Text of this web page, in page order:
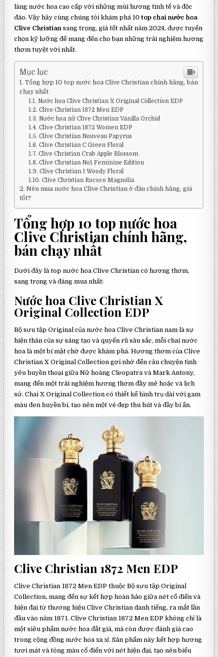
làng nước hoa cao cấp với những mùi hương tinh tế và độc
đáo. Vậy hãy cùng chúng tôi khám phá 10 top chai nước hoa
Clive Christian sang trọng, giá tốt nhất năm 2024, được tuyển
chọn kỹ lưỡng để mang đến cho bạn những trải nghiệm hương
thơm tuyệt vời nhất.
Mục lục
Tổng hợp 10 top nước hoa Clive Christian chính hãng, bán
chạy nhất
Nước hoa Clive Christian X Original Collection EDP
Clive Christian 1872 Men EDP
Nước hoa nữ Clive Christian Vanilla Orchid
Clive Christian 1872 Women EDP
Clive Christian Nouveau Papyrus
Clive Christian C Green Floral
Clive Christian Crab Apple Blossom
Clive Christian No1 Feminine Edition
Clive Christian I Woody Floral
Clive Christian Rococo Magnolia
Nên mua nước hoa Clive Christian ở đâu chính hãng, giá
tốt?
Tổng hợp 10 top nước hoa
Clive Christian chính hãng,
bán chạy nhất
Dưới đây là top nước hoa Clive Christian có hương thơm,
sang trọng và đáng mua nhất:
Nước hoa Clive Christian X
Original Collection EDP
Bộ sưu tập Original của nước hoa Clive Christian nam là sự
hiện thân của sự sáng tạo và quyến rũ sâu sắc, mỗi chai nước
hoa là một bí mật chờ được khám phá. Hương thơm của Clive
Christian X Original Collection gợi nhớ đến câu chuyện tình
yêu huyền thoại giữa Nữ hoàng Cleopatra và Mark Antony,
mang đến một trải nghiệm hương thơm đầy mê hoặc và lịch
sử. Chai X Original Collection có thiết kế hình trụ dài với gam
màu đen huyền bí, tạo nên một vẻ đẹp thu hút và đầy bí ẩn.
Clive Christian 1872 Men EDP
Clive Christian 1872 Men EDP thuộc Bộ sưu tập Original
Collection, mang đến sự kết hợp hoàn hảo giữa nét cổ điển và
hiện đại từ thương hiệu Clive Christian danh tiếng, ra mắt lần
đầu vào năm 1871. Clive Christian 1872 Men EDP không chỉ là
một siêu phẩm nước hoa đắt giá, mà còn được đánh giá cao
trong cộng đồng nước hoa xa xỉ. Sản phẩm này kết hợp hương
tươi mát và tông màu cổ điển với nét hiện đại, tạo nên biểu